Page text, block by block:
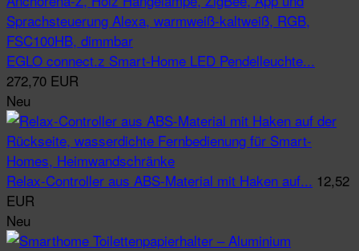
EGLO connect.z Smart-Home LED Pendelleuchte...
272,70 EUR
Neu
Relax-Controller aus ABS-Material mit Haken auf... 12,52
EUR
Neu